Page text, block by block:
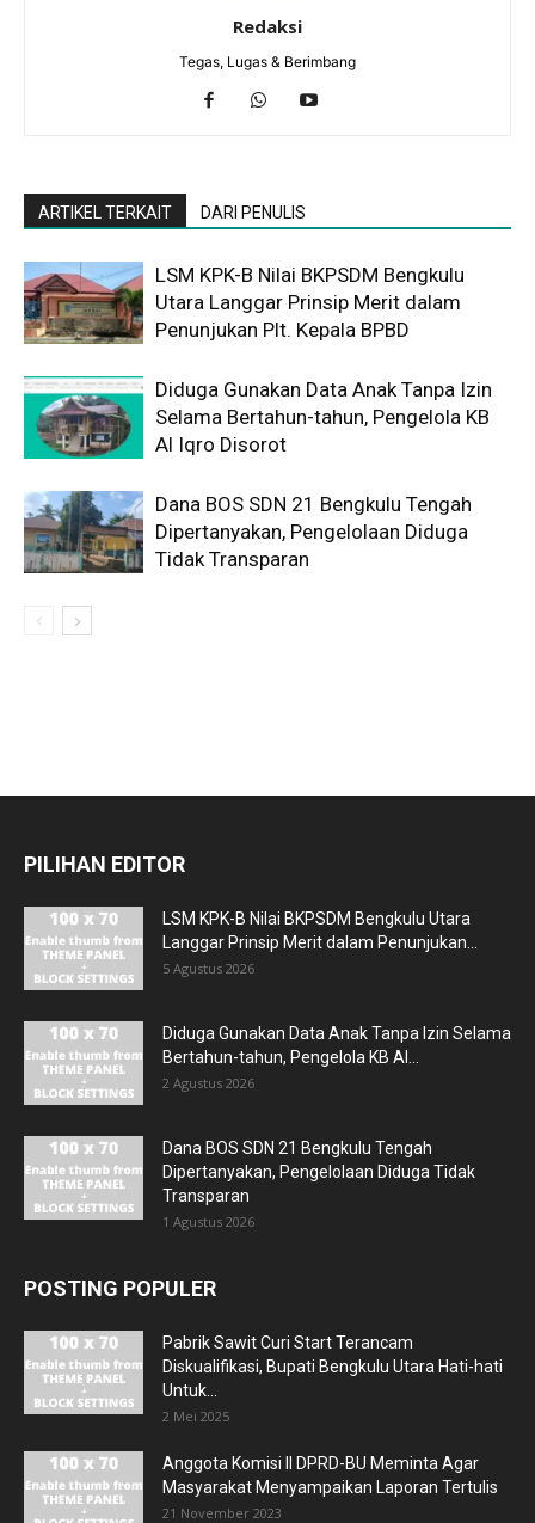
Redaksi
Tegas, Lugas & Berimbang
ARTIKEL TERKAIT DARI PENULIS
LSM KPK-B Nilai BKPSDM Bengkulu
Utara Langgar Prinsip Merit dalam
Penunjukan Plt. Kepala BPBD
Diduga Gunakan Data Anak Tanpa Izin
Selama Bertahun-tahun, Pengelola KB
Al Iqro Disorot
Dana BOS SDN 21 Bengkulu Tengah
Dipertanyakan, Pengelolaan Diduga
Tidak Transparan
PILIHAN EDITOR
LSM KPK-B Nilai BKPSDM Bengkulu Utara
Langgar Prinsip Merit dalam Penunjukan...
5 Agustus 2026
Diduga Gunakan Data Anak Tanpa Izin Selama
Bertahun-tahun, Pengelola KB Al...
2 Agustus 2026
Dana BOS SDN 21 Bengkulu Tengah
Dipertanyakan, Pengelolaan Diduga Tidak
Transparan
1 Agustus 2026
POSTING POPULER
Pabrik Sawit Curi Start Terancam
Diskualifikasi, Bupati Bengkulu Utara Hati-hati
Untuk...
2 Mei 2025
Anggota Komisi II DPRD-BU Meminta Agar
Masyarakat Menyampaikan Laporan Tertulis
21 November 2023